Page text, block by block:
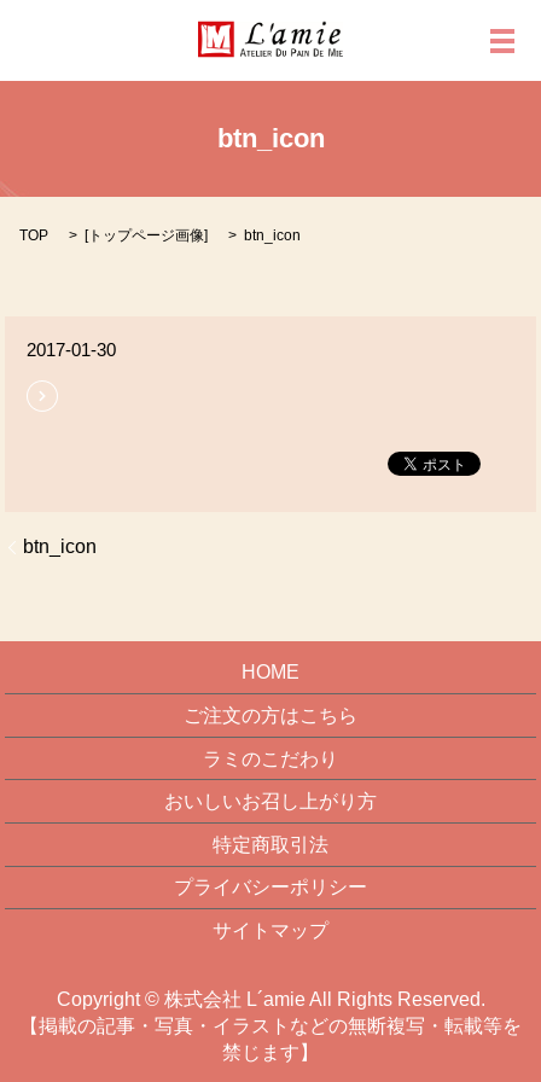
メ
btn_icon
TOP [トップページ画像] btn_icon
2017-01-30
btn_icon
HOME
ご注文の方はこちら
ラミのこだわり
おいしいお召し上がり方
特定商取引法
プライバシーポリシー
サイトマップ
Copyright © 株式会社 L´amie All Rights Reserved.
【掲載の記事・写真・イラストなどの無断複写・転載等を
禁じます】